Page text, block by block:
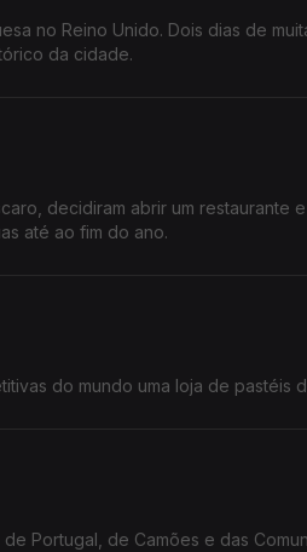
no Reino Unido. Dois dias de
da cidade.
decidiram abrir um restaurante e
até ao fim do ano.
do mundo uma loja de pastéis
Portugal, de Camões e das